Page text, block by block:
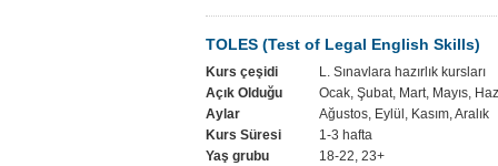
TOLES (Test of Legal English Skills)
Kurs çeşidi
L. Sınavlara hazırlık kursları
Açık Olduğu
Aylar
Ocak, Şubat, Mart, Mayıs,
Ağustos, Eylül, Kasım, Aralık
Kurs Süresi
1-3 hafta
Yaş grubu
18-22, 23+